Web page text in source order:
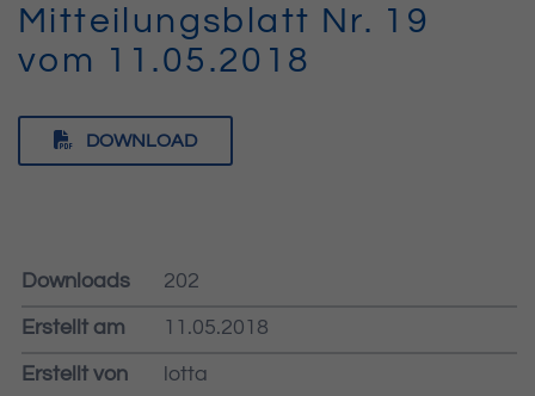
Mitteilungsblatt Nr. 19
vom 11.05.2018
DOWNLOAD
Downloads 202
Erstellt am 11.05.2018
Erstellt von lotta